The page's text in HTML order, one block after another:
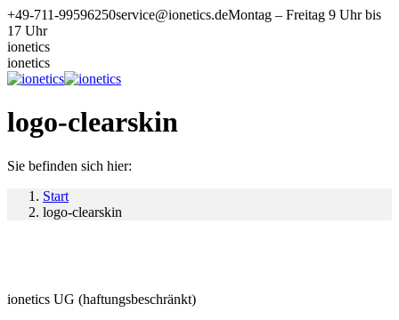
Zum
Inhalt
springen
+49-711-99596250service@ionetics.deMontag – Freitag 9 Uhr bis
17 Uhr
ionetics
ionetics
logo-clearskin
Sie befinden sich hier:
Start
logo-clearskin
ionetics UG (haftungsbeschränkt)